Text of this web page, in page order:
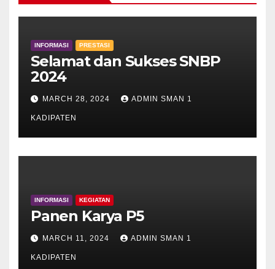
INFORMASI PRESTASI
Selamat dan Sukses SNBP
2024
MARCH 28, 2024 ADMIN SMAN 1
KADIPATEN
INFORMASI KEGIATAN
Panen Karya P5
MARCH 11, 2024 ADMIN SMAN 1
KADIPATEN